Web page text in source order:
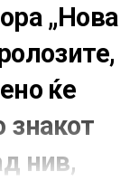
„Нова
ќе
знакот
нив,